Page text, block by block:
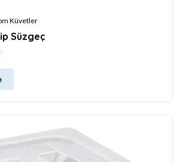
Küvetler
Süzgeç